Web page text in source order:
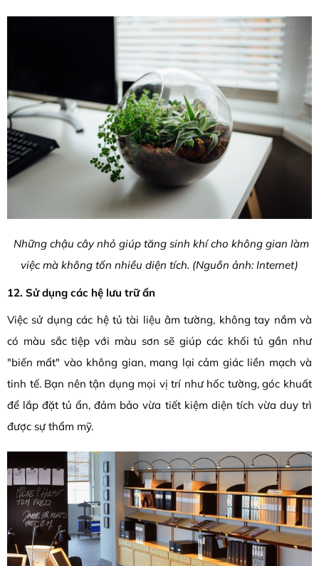
Những chậu cây nhỏ giúp tăng sinh khí cho không gian làm
việc mà không tốn nhiều diện tích. (Nguồn ảnh: Internet)
12. Sử dụng các hệ lưu trữ ẩn
Việc sử dụng các hệ tủ tài liệu âm tường, không tay nắm và
có màu sắc tiệp với màu sơn sẽ giúp các khối tủ gần như
"biến mất" vào không gian, mang lại cảm giác liền mạch và
tinh tế. Bạn nên tận dụng mọi vị trí như hốc tường, góc khuất
để lắp đặt tủ ẩn, đảm bảo vừa tiết kiệm diện tích vừa duy trì
được sự thẩm mỹ.